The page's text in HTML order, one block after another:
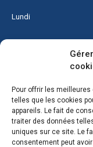
Pour offrir les
telles que les cookies
appareils. Le fait de
traiter des données
uniques sur ce site. Le
consentement peut
Lundi
Mercredi
Jeudi